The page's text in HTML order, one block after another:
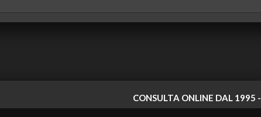
CONSULTA ONLINE DAL 1995 -